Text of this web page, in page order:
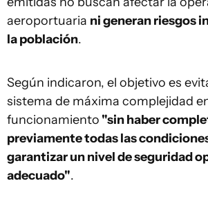
aeroportuaria ni generan riesgos
la población.
Según indicaron, el objetivo es
sistema de máxima complejidad
funcionamiento "sin haber
previamente todas las
garantizar un nivel de seguridad
adecuado".